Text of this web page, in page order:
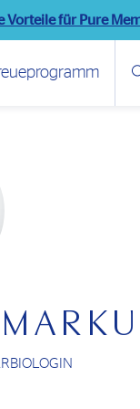
Vorteile für Pure